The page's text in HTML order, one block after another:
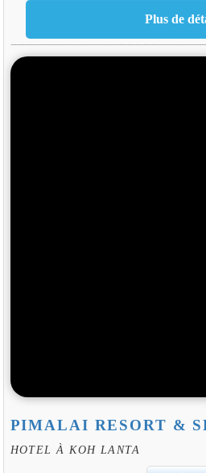
PIMALAI RESORT &
HOTEL À KOH LANTA